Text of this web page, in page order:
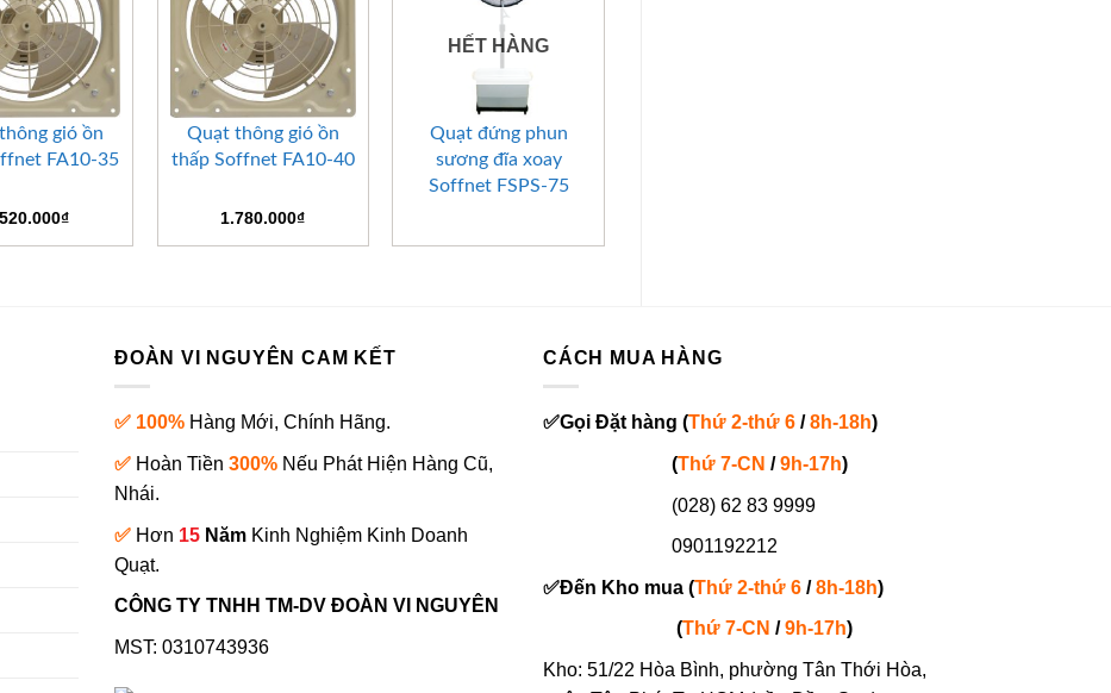
gió ồn
FA10-35
₫
+
Quạt thông gió ồn
thấp Soffnet FA10-40
1.780.000₫
HẾT HÀNG
Quạt đứng phun
sương đĩa xoay
Soffnet FSPS-75
ĐOÀN VI NGUYÊN CAM KẾT
✅ 100% Hàng Mới, Chính Hãng.
✅ Hoàn Tiền 300% Nếu Phát Hiện Hàng Cũ,
Nhái.
✅ Hơn 15 Năm Kinh Nghiệm Kinh Doanh
Quạt.
CÔNG TY TNHH TM-DV ĐOÀN VI NGUYÊN
MST: 0310743936
CÁCH MUA HÀNG
✅Gọi Đặt hàng (Thứ 2-thứ 6 /8h-18h)
(Thứ 7-CN /9h-17h)
(028) 62 83 9999
0901192212
✅Đến Kho mua (Thứ 2-thứ 6 /8h-18h)
(Thứ 7-CN /9h-17h)
Kho: 51/22 Hòa Bình, phường Tân Thới Hòa,